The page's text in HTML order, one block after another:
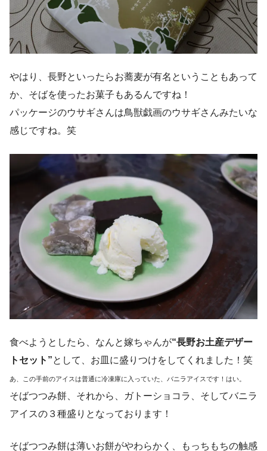
やはり、長野といったらお蕎麦が有名ということもあって
か、そばを使ったお菓子もあるんですね！
パッケージのウサギさんは鳥獣戯画のウサギさんみたいな
感じですね。笑
食べようとしたら、なんと嫁ちゃんが“長野お土産デザー
トセット”として、お皿に盛りつけをしてくれました！笑
あ、この手前のアイスは普通に冷凍庫に入っていた、バニラアイスです！はい。
そばつつみ餅、それから、ガトーショコラ、そしてバニラ
アイスの３種盛りとなっております！
そばつつみ餅は薄いお餅がやわらかく、もっちもちの触感